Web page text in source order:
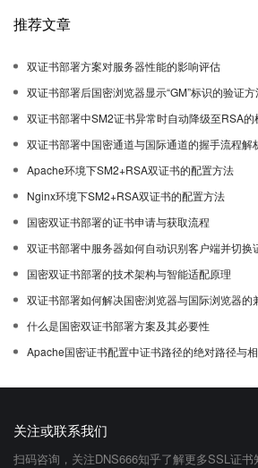
推荐文章
双证书部署方案对服务器性能的影响评估
双证书部署后国密浏览器显示“GM”标识的验证方
双证书部署中SM2证书异常时自动降级至RSA的
双证书部署中国密通道与国际通道的握手流程解
Apache环境下SM2+RSA双证书的配置方法
Nginx环境下SM2+RSA双证书的配置方法
国密双证书部署的证书申请与获取流程
双证书部署中服务器如何自动识别客户端并切换
国密双证书部署的技术架构与智能适配原理
双证书部署如何解决国密浏览器与国际浏览器的
什么是国密双证书部署方案及其必要性
Apache国密证书配置中证书路径的绝对路径与
关注或联系我们
扫码咨询，关注DNS666知乎了解更多SSL证书